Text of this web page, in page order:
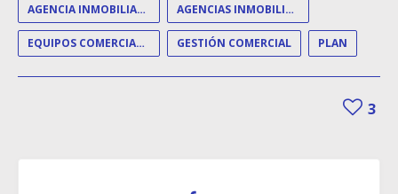
AGENCIA INMOBILIARIA AGENCIAS INMOBILIARIAS
EQUIPOS COMERCIALES GESTIÓN COMERCIAL PLAN
3